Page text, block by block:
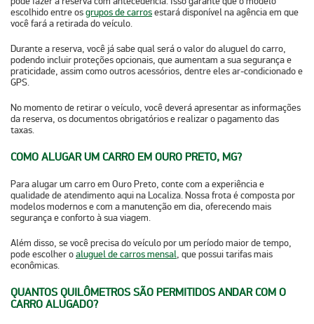
escolhido entre osgrupos de carrosestará disponível na agência em que
você fará a retirada do veículo.
Durante a reserva, você já sabe qual será o valor do aluguel do carro,
podendo incluir proteções opcionais, que aumentam a sua segurança e
praticidade, assim como outros acessórios, dentre eles ar-condicionado e
GPS.
No momento de retirar o veículo, você deveráapresentar as informações
da reserva, os documentos obrigatórios e realizar o pagamento das
taxas.
COMO ALUGAR UM CARRO EM OURO PRETO, MG?
Para alugar um carro em Ouro Preto, conte com a experiência e
qualidade de atendimento aqui na Localiza. Nossa frota é composta por
modelos modernos e com a manutenção em dia, oferecendo mais
segurança e conforto à sua viagem.
Além disso, se você precisa do veículo por um período maior de tempo,
pode escolher oaluguel de carros mensal, que possui tarifas mais
econômicas.
QUANTOS QUILÔMETROS SÃO PERMITIDOS ANDAR COM O
CARRO ALUGADO?